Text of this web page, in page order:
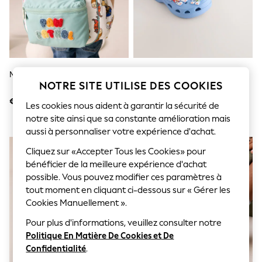
Sunglasses
Men's Holiday Shop
All Swimwear
Accessories
Bags & Luggage
Footwear
Linen Collection
Loafers
Polo Shirts
Sandals & Flipflops
Shirts
Shorts
Sunglasses
T-Shirts
Vests
Boys Holiday Shop
All Swimwear
Ponchos & Toweling sets
Polo Shirts
Rash Vests
Sandals & Sliders
Multi - Sac À Dos Paw Patrol
€ 26 € 18 - € 20
NOTRE SITE UTILISE DES COOKIES
Les cookies nous aident à garantir la sécurité de
notre site ainsi que sa constante amélioration mais
aussi à personnaliser votre expérience d'achat.
Cliquez sur «Accepter Tous les Cookies» pour
bénéficier de la meilleure expérience d'achat
possible. Vous pouvez modifier ces paramètres à
tout moment en cliquant ci-dessous sur « Gérer les
Cookies Manuellement ».
Pour plus d'informations, veuillez consulter notre
Politique En Matière De Cookies et De
Confidentialité.